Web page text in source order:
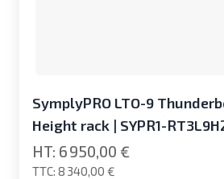
SymplyPRO LTO-9
Height rack | SYPR1-
8 340,00 €
6 950,00 €